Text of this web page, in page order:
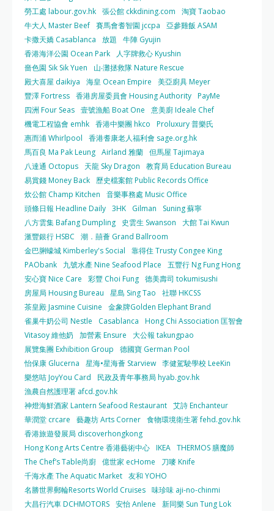
勞工處 labour.gov.hk 張公館 ckkdining.com
淘寶 Taobao
牛大人 Master Beef 賽馬會耆智園 jccpa
亞參雞飯 ASAM
卡撒天嬌 Casablanca
放題
牛陣 Gyujin
香港海洋公園 Ocean Park
人字牌救心 Kyushin
嗇色園 Sik Sik Yuen
山‧灘拯救隊 Nature Rescue
殿大喜屋 daikiya
海皇 Ocean Empire
美亞廚具 Meyer
豐澤 Fortress 香港房屋委員會 Housing Authority PayMe
四洲 Four Seas 壹號漁船 Boat One
意美廚 Ideale Chef
機電工程協會 emhk 香港中樂團 hkco
Proluxury 普樂氏
惠而浦 Whirlpool
香港耆康老人福利會 sage.org.hk
馬百良 Ma Pak Leung Airland 雅蘭 但馬屋 Tajimaya
八達通 Octopus
天龍 Sky Dragon
教育局 Education Bureau
易賞錢 Money Back
歷史檔案館 Public Records Office
炊公館 Champ Kitchen
音樂事務處 Music Office
頭條日報 Headline Daily 3HK Gilman
Suning 蘇寧
八方雲集 Bafang Dumpling
史雲生 Swanson
大館 Tai Kwun
滙豐銀行 HSBC
潮．囍薈 Grand Ballroom
金巴脷蠔城 Kimberley's Social
靠得住 Trusty Congee King
PAObank
九號水產 Nine Seafood Place
五豐行 Ng Fung Hong
安心寶 Nice Care
彩豐 Choi Fung 德美壽司 tokumisushi
房屋局 Housing Bureau
星島 Sing Tao
社聯 HKCSS
茶皇殿 Jasmine Cuisine
金象牌Golden Elephant Brand
雀巢牛奶公司 Nestle
Casablanca
Hong Chi Association 匡智會
Vitasoy 維他奶
加營素 Ensure
大公報 takungpao
展覽集團 Exhibition Group
德國寶 German Pool
怡保康 Glucerna
星海•星海薈 Starview 李健駕駛學校 LeeKin
樂悠咭 JoyYou Card
民政及青年事務局 hyab.gov.hk
漁農自然護理署 afcd.gov.hk
神燈海鮮酒家 Lantern Seafood Restaurant 艾詩 Enchanteur
華潤堂 crcare
藝趣坊 Arts Corner 食物環境衛生署 fehd.gov.hk
香港旅遊發展局 discoverhongkong
Hong Kong Arts Centre 香港藝術中心 IKEA THERMOS 膳魔師
The Chef’s Table尚廚 億世家 ecHome
刀嘜 Knife
千海水產 The Aquatic Market 友和 YOHO
名勝世界郵輪Resorts World Cruises 味珍味 aji-no-chinmi
大昌行汽車 DCHMOTORS 安怡 Anlene
新同樂 Sun Tung Lok